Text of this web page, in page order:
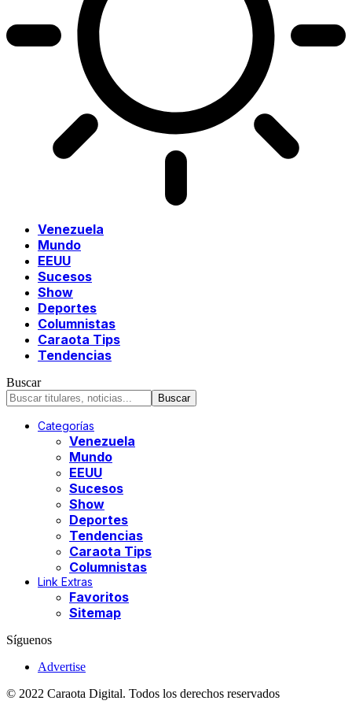
Venezuela
Mundo
EEUU
Sucesos
Show
Deportes
Columnistas
Caraota Tips
Tendencias
Buscar
Categorías
Venezuela
Mundo
EEUU
Sucesos
Show
Deportes
Tendencias
Caraota Tips
Columnistas
Link Extras
Favoritos
Sitemap
Síguenos
Advertise
© 2022 Caraota Digital. Todos los derechos reservados